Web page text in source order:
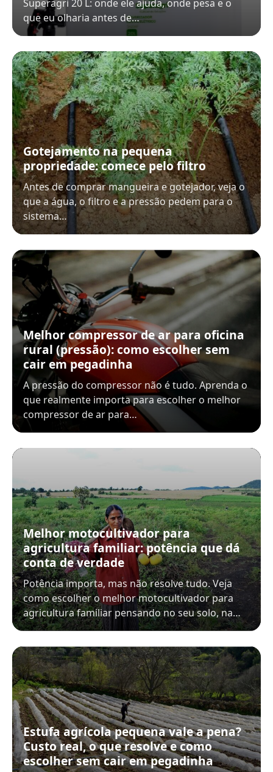
Superagri 20 L: onde ele ajuda, onde pesa e o
que eu olharia antes de…
Gotejamento na pequena
propriedade: comece pelo filtro
Antes de comprar mangueira e gotejador, veja o
que a água, o filtro e a pressão pedem para o
sistema…
Melhor compressor de ar para oficina
rural (pressão): como escolher sem
cair em pegadinha
A pressão do compressor não é tudo. Aprenda o
que realmente importa para escolher o melhor
compressor de ar para…
Melhor motocultivador para
agricultura familiar: potência que dá
conta de verdade
Potência importa, mas não resolve tudo. Veja
como escolher o melhor motocultivador para
agricultura familiar pensando no seu solo, na…
Estufa agrícola pequena vale a pena?
Custo real, o que resolve e como
escolher sem cair em pegadinha